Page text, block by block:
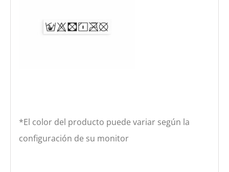
*El color del producto puede variar según la
configuración de su monitor